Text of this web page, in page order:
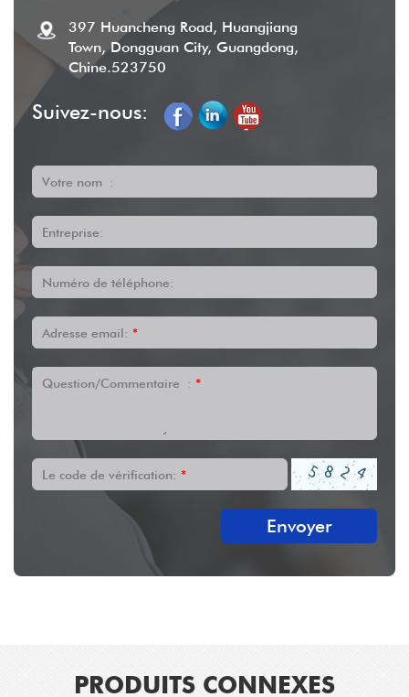
397 Huancheng Road, Huangjiang
Town, Dongguan City, Guangdong,
Chine.523750
Suivez-nous:
Votre nom :
Entreprise:
Numéro de téléphone:
Adresse email: *
Question/Commentaire : *
Le code de vérification: *
Envoyer
PRODUITS CONNEXES